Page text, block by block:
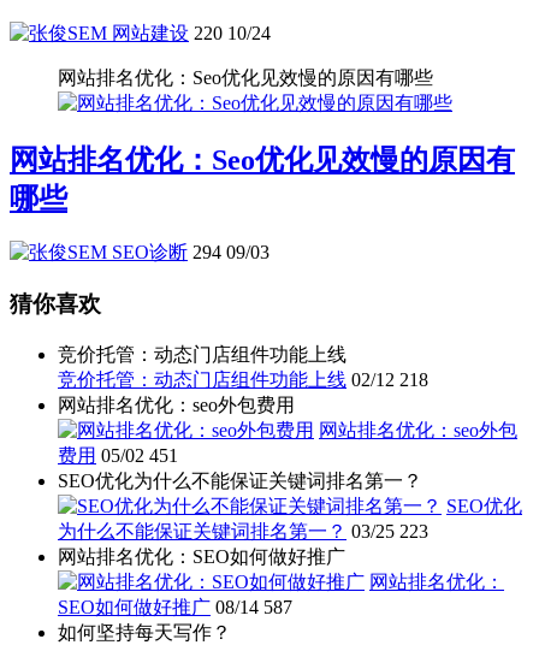
网站建设 220 10/24
网站排名优化：Seo优化见效慢的原因有哪些
网站排名优化：Seo优化见效慢的原因有
哪些
SEO诊断 294 09/03
猜你喜欢
竞价托管：动态门店组件功能上线
竞价托管：动态门店组件功能上线 02/12 218
网站排名优化：seo外包费用
网站排名优化：seo外包
费用 05/02 451
SEO优化为什么不能保证关键词排名第一？
SEO优化
为什么不能保证关键词排名第一？ 03/25 223
网站排名优化：SEO如何做好推广
网站排名优化：
SEO如何做好推广 08/14 587
如何坚持每天写作？